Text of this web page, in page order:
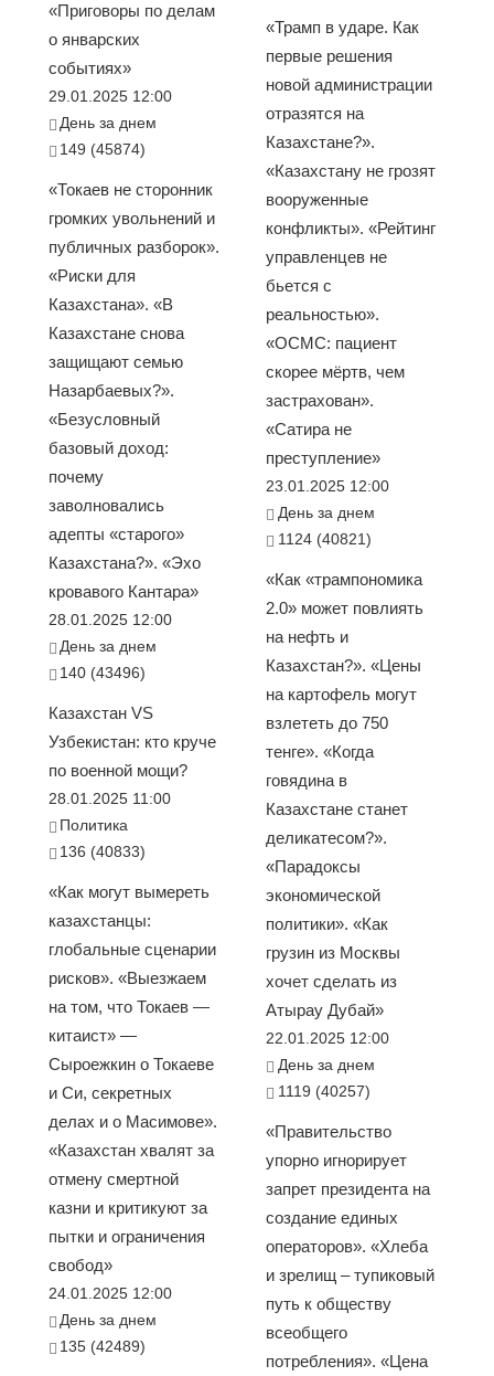
«Приговоры по делам
о январских
событиях»
29.01.2025 12:00
День за днем
149 (45874)
«Токаев не сторонник
громких увольнений и
публичных разборок».
«Риски для
Казахстана». «В
Казахстане снова
защищают семью
Назарбаевых?».
«Безусловный
базовый доход:
почему
заволновались
адепты «старого»
Казахстана?». «Эхо
кровавого Кантара»
28.01.2025 12:00
День за днем
140 (43496)
Казахстан VS
Узбекистан: кто круче
по военной мощи?
28.01.2025 11:00
Политика
136 (40833)
«Как могут вымереть
казахстанцы:
глобальные сценарии
рисков». «Выезжаем
на том, что Токаев —
китаист» —
Сыроежкин о Токаеве
и Си, секретных
делах и о Масимове».
«Казахстан хвалят за
отмену смертной
казни и критикуют за
пытки и ограничения
свобод»
24.01.2025 12:00
День за днем
135 (42489)
«Трамп в ударе. Как
первые решения
новой администрации
отразятся на
Казахстане?».
«Казахстану не грозят
вооруженные
конфликты». «Рейтинг
управленцев не
бьется с
реальностью».
«ОСМС: пациент
скорее мёртв, чем
застрахован».
«Сатира не
преступление»
23.01.2025 12:00
День за днем
1124 (40821)
«Как «трампономика
2.0» может повлиять
на нефть и
Казахстан?». «Цены
на картофель могут
взлететь до 750
тенге». «Когда
говядина в
Казахстане станет
деликатесом?».
«Парадоксы
экономической
политики». «Как
грузин из Москвы
хочет сделать из
Атырау Дубай»
22.01.2025 12:00
День за днем
1119 (40257)
«Правительство
упорно игнорирует
запрет президента на
создание единых
операторов». «Хлеба
и зрелищ – тупиковый
путь к обществу
всеобщего
потребления». «Цена